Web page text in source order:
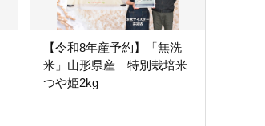
【令和8年産予約】「無洗
米」山形県産 特別栽培米
つや姫2kg